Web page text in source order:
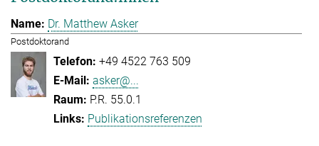
Dr. Matthew Asker
Postdoktorand
+49 4522 763 509
asker@...
P.R. 55.0.1
Publikationsreferenzen